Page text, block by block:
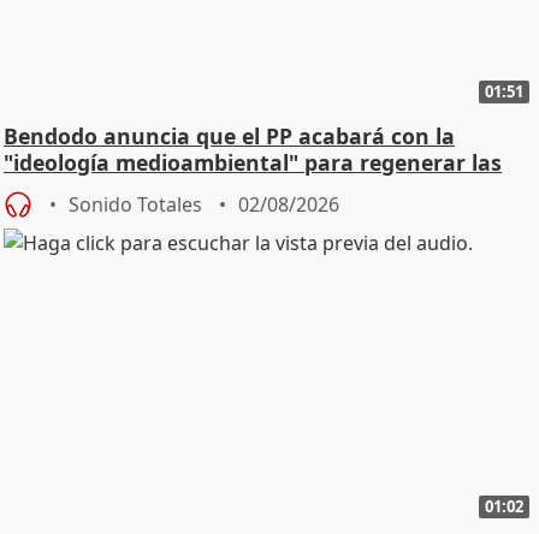
01:51
Bendodo anuncia que el PP acabará con la
"ideología medioambiental" para regenerar las
playas
Sonido Totales 02/08/2026
01:02